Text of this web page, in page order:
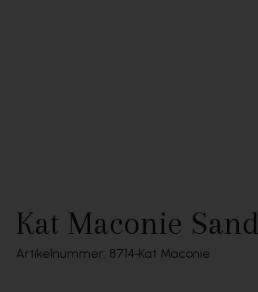
Kat Maconie
Artikelnummer: 8714 Kat Maconie